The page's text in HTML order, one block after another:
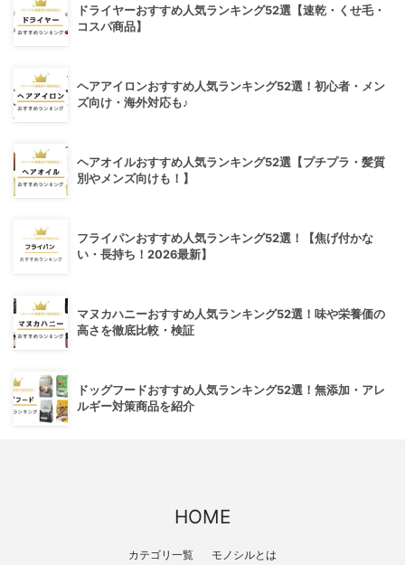
ドライヤーおすすめ人気ランキング52選【速乾・くせ毛・
コスパ商品】
ヘアアイロンおすすめ人気ランキング52選！初心者・メン
ズ向け・海外対応も♪
ヘアオイルおすすめ人気ランキング52選【プチプラ・髪質
別やメンズ向けも！】
フライパンおすすめ人気ランキング52選！【焦げ付かな
い・長持ち！2026最新】
マヌカハニーおすすめ人気ランキング52選！味や栄養価の
高さを徹底比較・検証
ドッグフードおすすめ人気ランキング52選！無添加・アレ
ルギー対策商品を紹介
HOME
カテゴリ一覧 モノシルとは